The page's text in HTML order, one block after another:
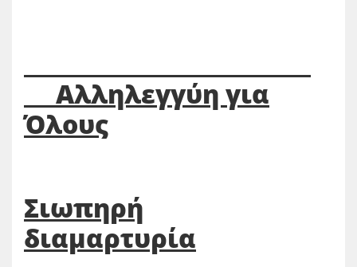
Αλληλεγγύη για
Όλους
Σιωπηρή
διαμαρτυρία